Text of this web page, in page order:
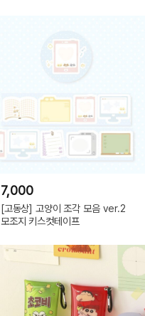
7,000
[고동상] 고양이 조각 모음 ver.2
모조지 키스컷테이프